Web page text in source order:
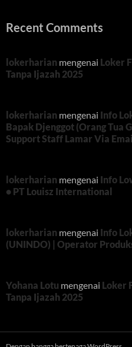
Recent Comments
lokerharian mengenai Loker
Tanpa Ijazah 2025
lokerharian mengenai Info
Bapak Djenggot (Orang Tua
Support Staff Lamar Via Email
lokerharian mengenai Info
• PT Louisz International
lokerharian mengenai Info
(UNINDO) | Operator
Yohana Lotu mengenai Loker
Tanpa Ijazah 2025